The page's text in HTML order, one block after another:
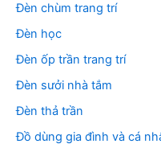
Đèn chùm trang trí
Đèn học
Đèn ốp trần trang trí
Đèn sưởi nhà tắm
Đèn thả trần
Đồ dùng gia đình và cá